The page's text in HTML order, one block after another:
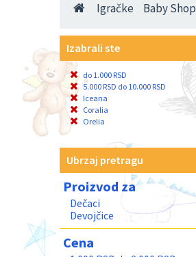
Igračke Baby Shop
Izabrali ste
do 1.000 RSD
5.000 RSD do 10.000 RSD
Iceana
Coralia
Orelia
Ubrzaj pretragu
Proizvod za
Dečaci
Devojčice
Cena